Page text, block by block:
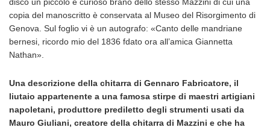
copia del manoscritto è conservata al Museo del Risorgimento di
Genova. Sul foglio vi è un autografo: «Canto delle mandriane
bernesi, ricordo mio del 1836 fdato ora all’amica Giannetta
Nathan».
Una descrizione della chitarra di Gennaro Fabricatore, il
liutaio appartenente a una famosa stirpe di maestri artigiani
napoletani, produttore prediletto degli strumenti usati da
Mauro Giuliani, creatore della chitarra di Mazzini e che ha